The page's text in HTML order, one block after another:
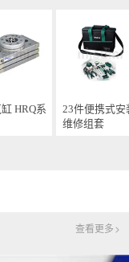
HRQ系
23件便携式安
维修组套
查看更多